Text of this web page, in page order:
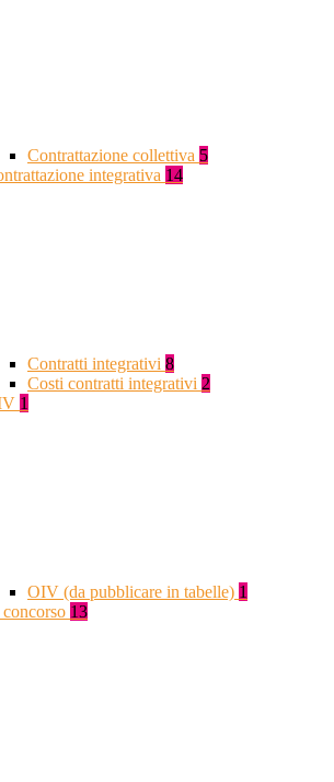
Contrattazione collettiva 5
integrativa 14
Contratti integrativi 8
Costi contratti integrativi 2
1
OIV (da pubblicare in tabelle) 1
13